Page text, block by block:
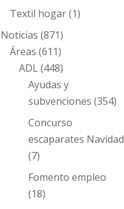
Textil hogar(1)
Noticias (871)
Áreas (611)
ADL(448)
Ayudas y
subvenciones (354)
Concurso
escaparates Navidad
(7)
Fomento empleo
(18)